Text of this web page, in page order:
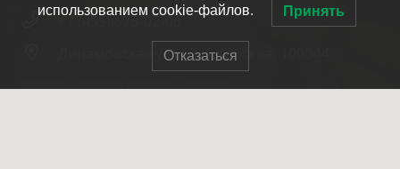
+7 (495) 676-02-06
Динамовская ул., 10к1, Москва, 109044
использованием cookie-файлов. Принять
Отказаться